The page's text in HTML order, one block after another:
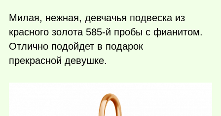
Милая, нежная, девчачья подвеска из
красного золота 585-й пробы с фианитом.
Отлично подойдет в подарок
прекрасной девушке.